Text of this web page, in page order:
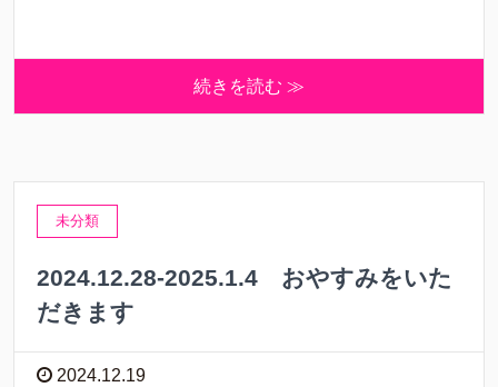
続きを読む ≫
未分類
2024.12.28-2025.1.4 おやすみをいた
だきます
2024.12.19